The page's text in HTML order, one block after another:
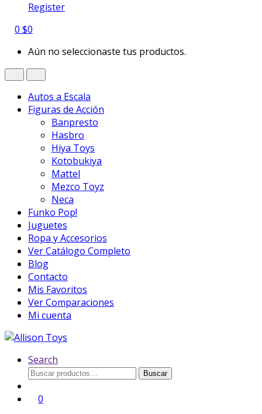
Register
0 $0
Aún no seleccionaste tus productos.
Autos a Escala
Figuras de Acción
Banpresto
Hasbro
Hiya Toys
Kotobukiya
Mattel
Mezco Toyz
Neca
Funko Pop!
Juguetes
Ropa y Accesorios
Ver Catálogo Completo
Blog
Contacto
Mis Favoritos
Ver Comparaciones
Mi cuenta
Search
Buscar
Buscar
0